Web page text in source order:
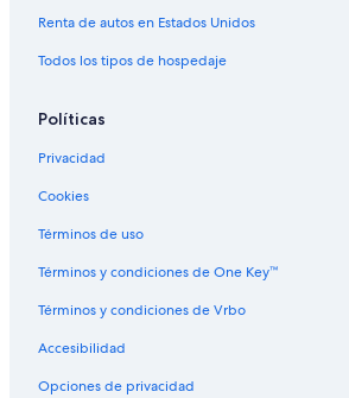
Hoteles boutique en Boone
Hoteles cerca del lago en Boone
Hoteles con cocina en Boone
Hoteles con desayuno incluido en Boone
Hoteles con hidromasaje en Boone
Hoteles que aceptan mascotas en Boone
Hoteles en Boone
Moteles en Boone
Villas en Boone
Apart-Hoteles en Bamboo
Renta de autos en Estados Unidos
Todos los tipos de hospedaje
Políticas
Privacidad
Cookies
Términos de uso
Términos y condiciones de One Key™
Términos y condiciones de Vrbo
Accesibilidad
Opciones de privacidad